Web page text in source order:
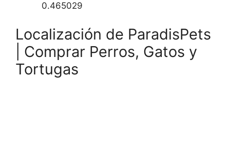
0.465029
Localización de ParadisPets
| Comprar Perros, Gatos y
Tortugas